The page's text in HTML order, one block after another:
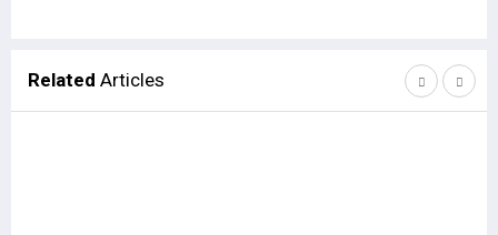
Related Articles